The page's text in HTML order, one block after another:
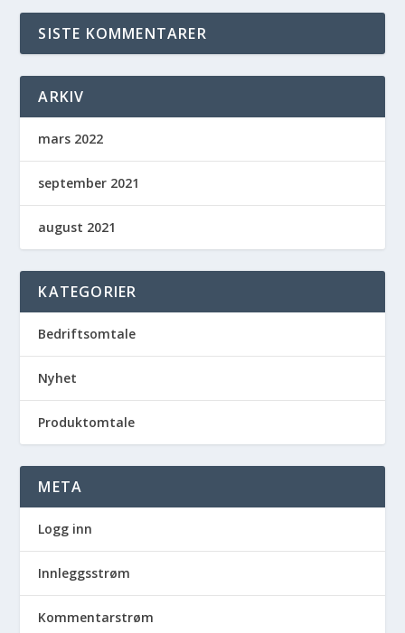
SISTE KOMMENTARER
ARKIV
mars 2022
september 2021
august 2021
KATEGORIER
Bedriftsomtale
Nyhet
Produktomtale
META
Logg inn
Innleggsstrøm
Kommentarstrøm